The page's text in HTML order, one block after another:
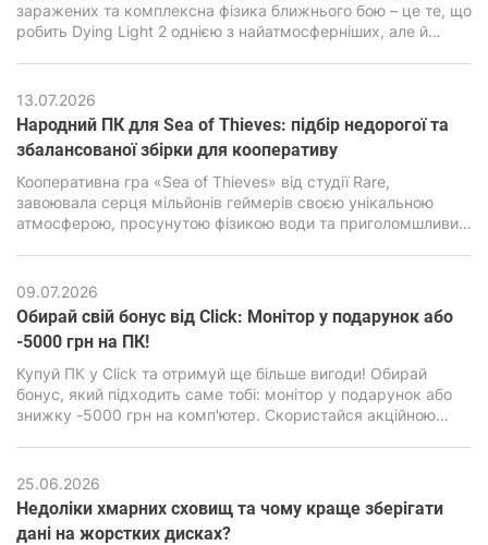
заражених та комплексна фізика ближнього бою – це те, що
робить Dying Light 2 однією з найатмосферніших, але й
гарну картинку, просунуту симуляцію та реалістичну фізику
вимагає підвищеної продуктивності від ПК.
13.07.2026
Народний ПК для Sea of ​​Thieves: підбір недорогої та
збалансованої збірки для кооперативу
Кооперативна гра «Sea of ​​Thieves» від студії Rare,
завоювала серця мільйонів геймерів своєю унікальною
атмосферою, просунутою фізикою води та приголомшливим
навантажити навіть сучасні ПК, особливо бюджетного
класу.
09.07.2026
Обирай свій бонус від Click: Монітор у подарунок або
-5000 грн на ПК!
Купуй ПК у Click та отримуй ще більше вигоди! Обирай
бонус, який підходить саме тобі: монітор у подарунок або
знижку -5000 грн на комп'ютер. Скористайся акційною
25.06.2026
Недоліки хмарних сховищ та чому краще зберігати
дані на жорстких дисках?